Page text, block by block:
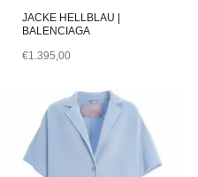
JACKE HELLBLAU |
BALENCIAGA
€1.395,00